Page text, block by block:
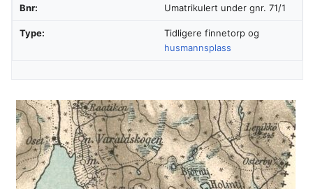
Bnr: Umatrikulert under gnr. 71/1
Type:
Tidligere finnetorp og
husmannsplass